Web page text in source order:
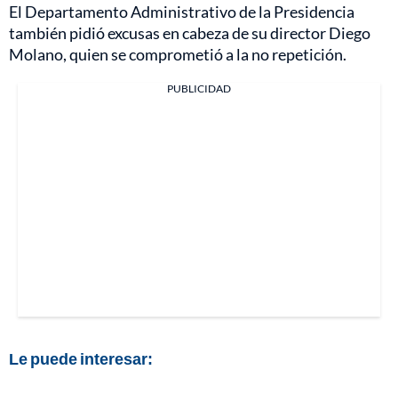
El Departamento Administrativo de la Presidencia
también pidió excusas en cabeza de su director Diego
Molano, quien se comprometió a la no repetición.
PUBLICIDAD
Le puede interesar: